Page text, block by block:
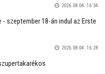
2026.08.04. 16:34
szeptember 18-án indul az Erste
2026.08.04. 16:28